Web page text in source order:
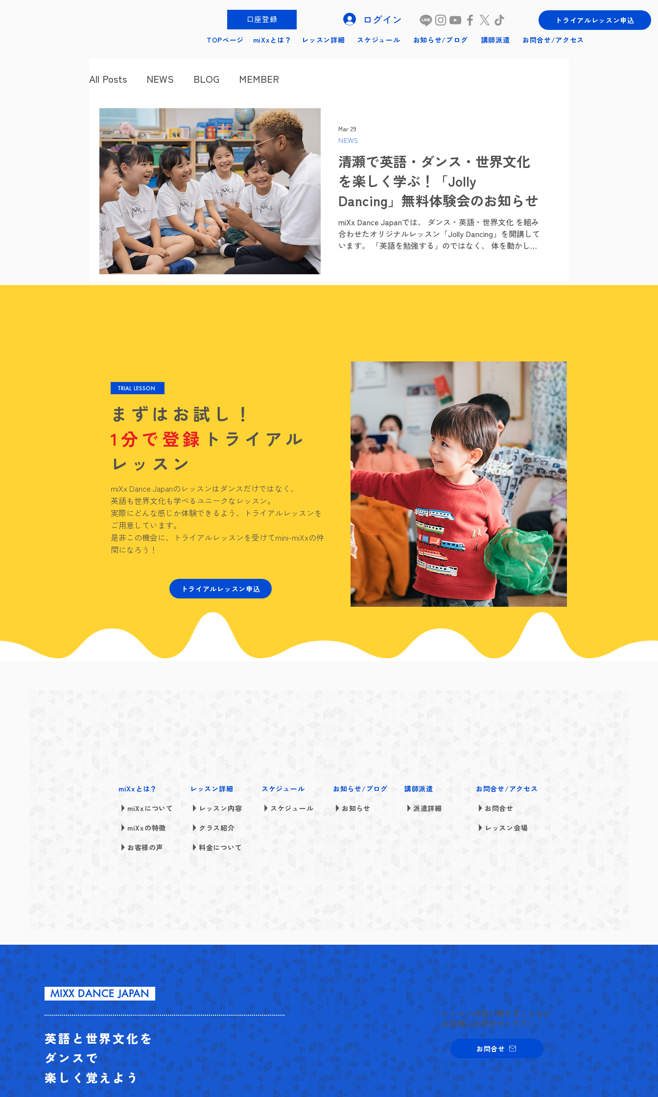
ログイン
口座登録
トライアルレッスン申込
TOPページ
miXxとは？ レッスン詳細 スケジュール お知らせ/ブログ 講師派遣 お問合せ/アクセス
All Posts NEWS BLOG MEMBER
清瀬で英語・ダンス・世界文化
を楽しく学ぶ！「Jolly
Dancing」無料体験会のお知らせ
miXx Dance Japanでは、 ダンス・英語・世界文化 を組み
合わせたオリジナルレッスン「Jolly Dancing」を開講して
います。 「英語を勉強する」のではなく、 体を動かしな
の音と文字の関係を楽しく学びながら、正しい発音や読
む力の基礎も育てていきます。 英語だけ、ダンスだけで
はなく、 世界の文化をテーマにしたレッスン を通して子
どもたちの好奇心を広げていきます。 幼稚園児クラス
NEWS
Mar 29
TRIAL LESSON
まずはお試し！
1分で登録 トライアル
レッスン
miXx Dance Japanのレッスンはダンスだけではなく、
英語も世界文化も学べるユニークなレッスン。
実際にどんな感じか体験できるよう、トライアルレッスンを
ご用意しています。
是非この機会に、トライアルレッスンを受けてmini-miXxの仲
間になろう！
トライアルレッスン申込
miXxとは？
miXxについて
miXxの特徴
お客様の声
レッスン詳細
レッスン内容
クラス紹介
料金について
スケジュール
スケジュール
お知らせ/ブログ
お知らせ
講師派遣
派遣詳細
お問合せ/アクセス
お問合せ
レッスン会場
MIXX DANCE JAPAN
英語と世界文化を
ダンスで
楽しく覚えよう
お問合せ
​レッスン内容に関することなど
お気軽にお問合せください